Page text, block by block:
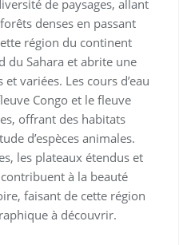
de paysages, allant
denses en passant
région du continent
du Sahara et abrite une
variées. Les cours d’eau
Congo et le fleuve
offrant des habitats
d’espèces animales.
les plateaux étendus et
à la beauté
faisant de cette région
à découvrir.